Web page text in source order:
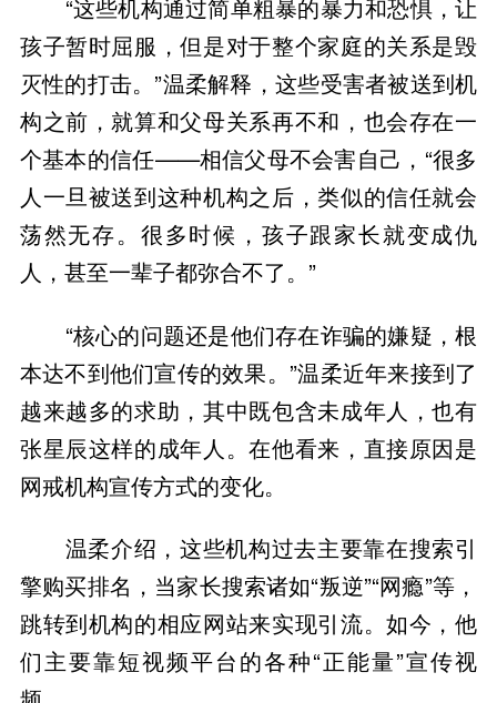
“这些机构通过简单粗暴的暴力和恐惧，让
孩子暂时屈服，但是对于整个家庭的关系是毁
灭性的打击。”温柔解释，这些受害者被送到机
构之前，就算和父母关系再不和，也会存在一
个基本的信任——相信父母不会害自己，“很多
人一旦被送到这种机构之后，类似的信任就会
荡然无存。很多时候，孩子跟家长就变成仇
人，甚至一辈子都弥合不了。”
“核心的问题还是他们存在诈骗的嫌疑，根
本达不到他们宣传的效果。”温柔近年来接到了
越来越多的求助，其中既包含未成年人，也有
张星辰这样的成年人。在他看来，直接原因是
网戒机构宣传方式的变化。
温柔介绍，这些机构过去主要靠在搜索引
擎购买排名，当家长搜索诸如“叛逆”“网瘾”等，
跳转到机构的相应网站来实现引流。如今，他
们主要靠短视频平台的各种“正能量”宣传视